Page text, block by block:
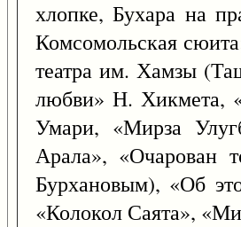
хлопке, Бухара на
Комсомольская
театра им. Хамзы
любви» Н. Хикмета,
Умари, «Мирза
Арала»,
Бурхановым), «Об
«Колокол Саята»,